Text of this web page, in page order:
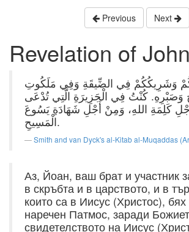
Previous Next
Revelation of
وَشَرِيكُكُمْ فِي الضِّيقَةِ وَفِي مَلَكُوتِ
وَصَبْرِهِ. كُنْتُ فِي الْجَزِيرَةِ الَّتِي تُدْعَى
كَلِمَةِ اللهِ، وَمِنْ أَجْلِ شَهَادَةِ يَسُوعَ
الْمَسِيحِ.
Smith and van Dyck's al-Kitab al-Muqaddas
Аз, Йоан, ваш брат и участник
в скръбта и в царството, и в
които са в Иисус (Христос),
наречен Патмос, заради
свидетелството на Иисус